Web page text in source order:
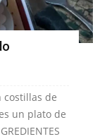
costillas de
un plato de